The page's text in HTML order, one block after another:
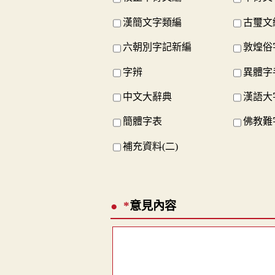
漢簡文字類編 古璽文
六朝別字記新編 敦煌俗
字辨 異體字
中文大辭典 漢語大
簡體字表 佛教難
補充資料(二)
*意見內容